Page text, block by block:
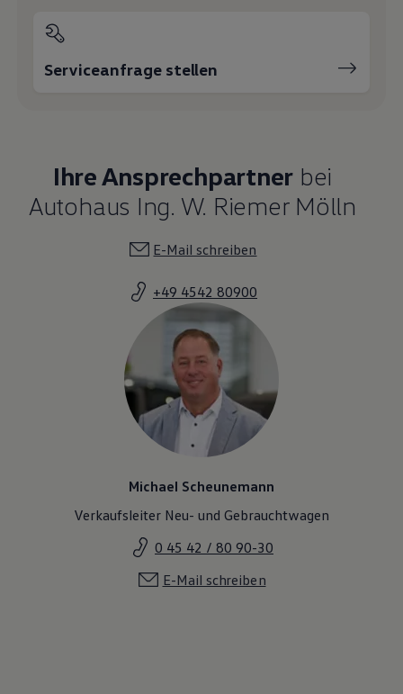
Serviceanfrage stellen
Ihre Ansprechpartner bei
Autohaus Ing. W. Riemer Mölln
E-Mail schreiben
+49 4542 80900
Michael Scheunemann
Verkaufsleiter Neu- und Gebrauchtwagen
0 45 42 / 80 90-30
E-Mail schreiben